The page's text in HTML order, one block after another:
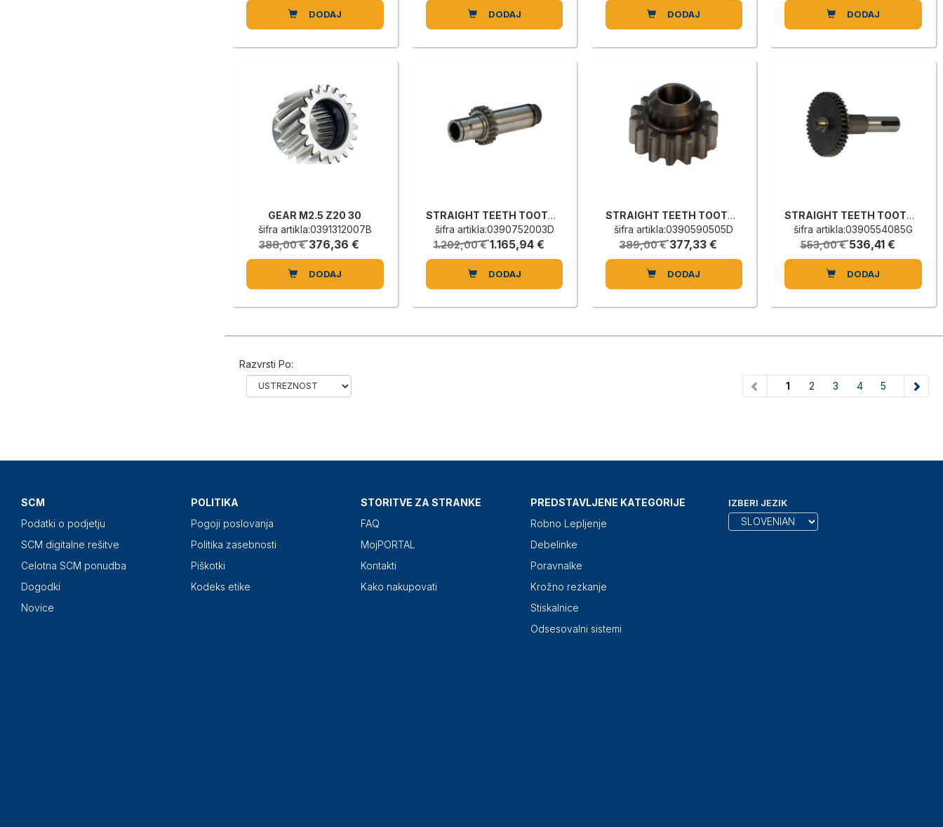
DODAJ DODAJ DODAJ DODAJ
GEAR M2.5 Z20 30
šifra artikla:0391312007B
388,00 € 376,36 €
DODAJ
STRAIGHT TEETH TOOTHED WHEEL
šifra artikla:0390752003D
1.202,00 € 1.165,94 €
DODAJ
STRAIGHT TEETH TOOTHED WHEEL
šifra artikla:0390590505D
389,00 € 377,33 €
DODAJ
STRAIGHT TEETH TOOTHED WHEEL
šifra artikla:0390554085G
553,00 € 536,41 €
DODAJ
Razvrsti Po:
1 (current)
2 3 4 5
SCM
Podatki o podjetju
SCM digitalne rešitve
Celotna SCM ponudba
Dogodki
Novice
POLITIKA
Pogoji poslovanja
Politika zasebnosti
Piškotki
Kodeks etike
STORITVE ZA STRANKE
FAQ
MojPORTAL
Kontakti
Kako nakupovati
PREDSTAVLJENE KATEGORIJE
Robno Lepljenje
Debelinke
Poravnalke
Krožno rezkanje
Stiskalnice
Odsesovalni sistemi
IZBERI JEZIK